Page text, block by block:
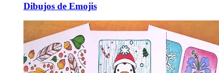
Dibujos de Emojis